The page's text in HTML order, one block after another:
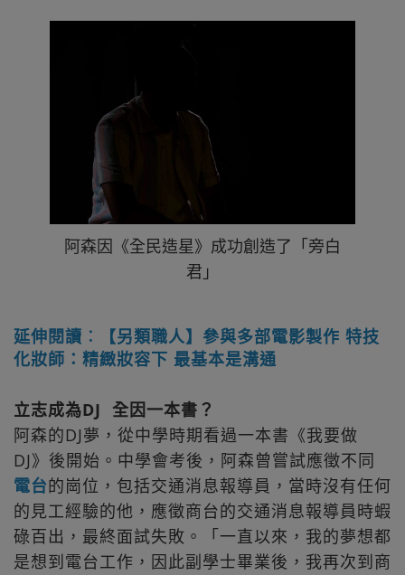
阿森因《全民造星》成功創造了「旁白
君」
延伸閱讀︰【另類職人】參與多部電影製作 特技
化妝師：精緻妝容下 最基本是溝通
立志成為DJ 全因一本書？
阿森的DJ夢，從中學時期看過一本書《我要做
DJ》後開始。中學會考後，阿森曾嘗試應徵不同
電台的崗位，包括交通消息報導員，當時沒有任何
的見工經驗的他，應徵商台的交通消息報導員時蝦
碌百出，最終面試失敗。「一直以來，我的夢想都
是想到電台工作，因此副學士畢業後，我再次到商